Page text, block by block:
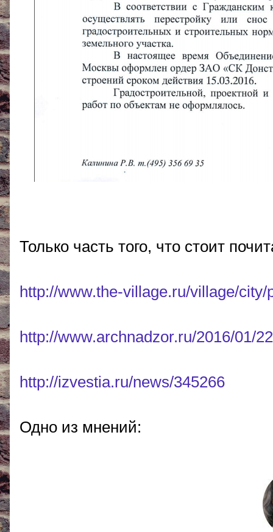
Только часть того, что стоит
http://www.the-village.ru/village/
http://www.archnadzor.ru/2016/01/
http://izvestia.ru/news/345266
Одно из мнений: